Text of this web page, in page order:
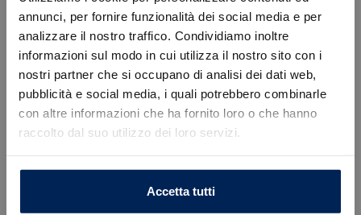
annunci, per fornire funzionalità dei social media e per
analizzare il nostro traffico. Condividiamo inoltre
informazioni sul modo in cui utilizza il nostro sito con i
nostri partner che si occupano di analisi dei dati web,
pubblicità e social media, i quali potrebbero combinarle
con altre informazioni che ha fornito loro o che hanno
raccolto dal suo utilizzo dei loro servizi.
Accetta tutti
Lancia 1.2 mhev 110cv e-dct
18.900
Errore
Caricamento veicoli non riuscito